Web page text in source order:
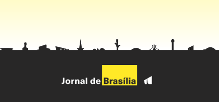
onde os representantes locais contarão com Andy Roddick,
passar, enfrenta os vencedores do duelo entre Suécia e
Argentina, nas semifinais disputadas entre 21 e 23 de